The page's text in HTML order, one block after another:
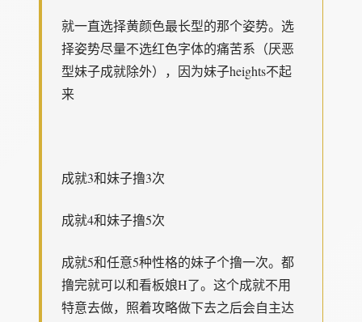
就一直选择黄颜色最长型的那个姿势。选
择姿势尽量不选红色字体的痛苦系（厌恶
型妹子成就除外），因为妹子heights不起
来
成就3和妹子撸3次
成就4和妹子撸5次
成就5和任意5种性格的妹子个撸一次。都
撸完就可以和看板娘H了。这个成就不用
特意去做，照着攻略做下去之后会自主达